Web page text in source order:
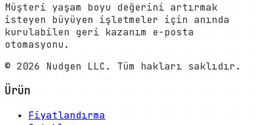
Müşteri yaşam boyu değerini artırmak
isteyen büyüyen işletmeler için anında
kurulabilen geri kazanım e-posta
otomasyonu.
© 2026 Nudgen LLC. Tüm hakları saklıdır.
Ürün
Fiyatlandırma